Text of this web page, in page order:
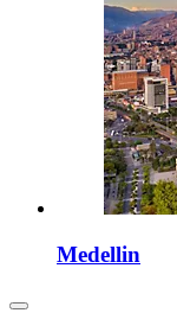
Medellin